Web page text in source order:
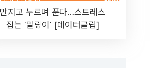
만지고 누르며 푼다…스트레스
잡는 '말랑이' [데이터클립]